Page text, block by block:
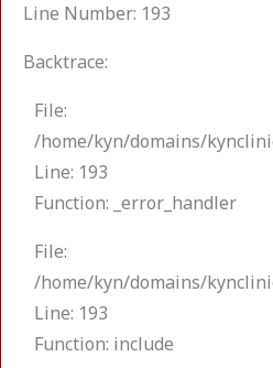
Line Number: 193
Backtrace:
File:
/home/kyn/domains/
Line: 193
Function: _error_handler
File:
/home/kyn/domains/
Line: 193
Function: include